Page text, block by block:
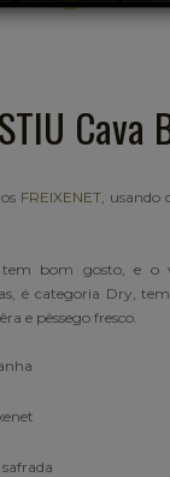
Cava
FREIXENET ,
bom gosto, e o
é categoria Dry,
e pêssego fresco.